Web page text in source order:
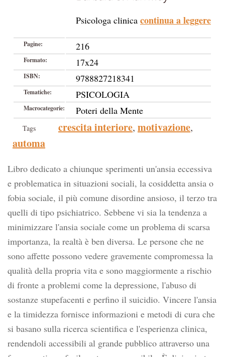
Psicologa clinica continua a leggere
Pagine: 216
Formato: 17x24
ISBN: 9788827218341
Tematiche: PSICOLOGIA
Macrocategorie: Poteri della Mente
Tags crescita interiore, motivazione,
automa
Libro dedicato a chiunque sperimenti un'ansia eccessiva
e problematica in situazioni sociali, la cosiddetta ansia o
fobia sociale, il più comune disordine ansioso, il terzo tra
quelli di tipo psichiatrico. Sebbene vi sia la tendenza a
minimizzare l'ansia sociale come un problema di scarsa
importanza, la realtà è ben diversa. Le persone che ne
sono affette possono vedere gravemente compromessa la
qualità della propria vita e sono maggiormente a rischio
di fronte a problemi come la depressione, l'abuso di
sostanze stupefacenti e perfino il suicidio. Vincere l'ansia
e la timidezza fornisce informazioni e metodi di cura che
si basano sulla ricerca scientifica e l'esperienza clinica,
rendendoli accessibili al grande pubblico attraverso una